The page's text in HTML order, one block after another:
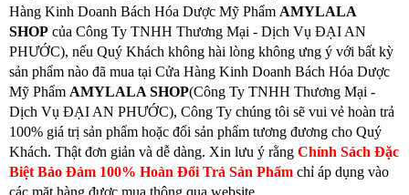
Hàng Kinh Doanh Bách Hóa Dược Mỹ Phẩm AMYLALA
SHOP của Công Ty TNHH Thương Mại - Dịch Vụ ĐẠI AN
PHƯỚC), nếu Quý Khách không hài lòng không ưng ý với bất kỳ
sản phẩm nào đã mua tại Cửa Hàng Kinh Doanh Bách Hóa Dược
Mỹ Phẩm AMYLALA SHOP(Công Ty TNHH Thương Mại -
Dịch Vụ ĐẠI AN PHƯỚC), Công Ty chúng tôi sẽ vui vẻ hoàn trả
100% giá trị sản phẩm hoặc đổi sản phẩm tương đương cho Quý
Khách. Thật đơn giản và dễ dàng. Xin lưu ý rằng Chính Sách Đặc
Biệt Bảo Đảm 100% Hoàn Đổi Trả Sản Phẩm chỉ áp dụng vào